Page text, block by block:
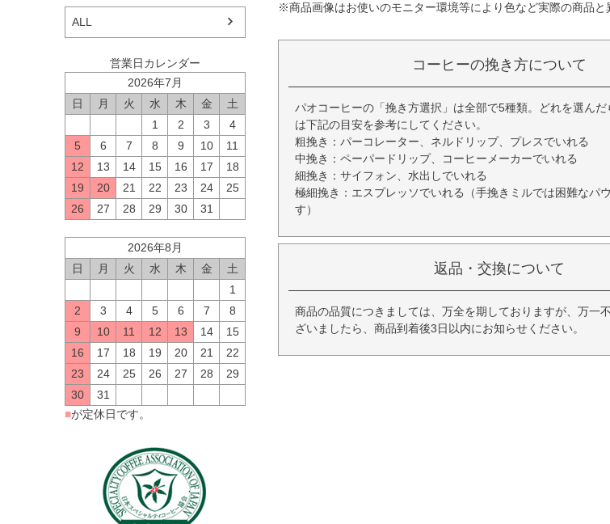
ALL
営業日カレンダー
2026年7月
日
月 火 水 木 金
土
1
2 3
4
5
6 7 8 9 10
11
12
13 14 15 16 17
18
19
20 21 22 23 24
25
26
27 28 29 30 31
2026年8月
日
月 火 水 木 金
土
1
2
3 4 5 6 7
8
9
10 11 12 13 14
15
16
17 18 19 20 21
22
23
24 25 26 27 28
29
30
31
■が定休日です。
※商品画像はお使いのモニター環境等により色など実際の商品と
コーヒーの挽き方について
パオコーヒーの「挽き方選択」は全部で5種類。どれを選ん
は下記の目安を参考にしてください。
粗挽き：パーコレーター、ネルドリップ、プレスでいれる
中挽き：ペーパードリップ、コーヒーメーカーでいれる
細挽き：サイフォン、水出しでいれる
極細挽き：エスプレッソでいれる（手挽きミルでは困難なパ
す）
返品・交換について
商品の品質につきましては、万全を期しておりますが、万一
ざいましたら、商品到着後3日以内にお知らせください。